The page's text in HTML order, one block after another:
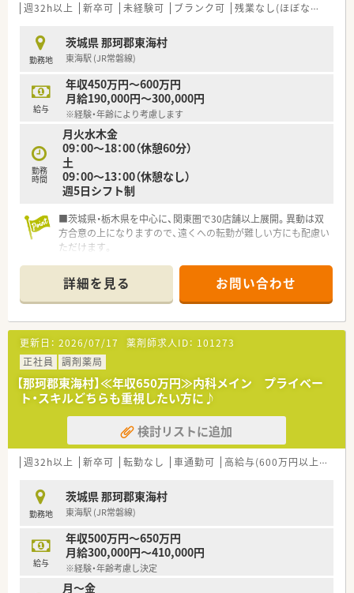
週32h以上 新卒可 未経験可 ブランク可 残業なし(ほぼなし含む)
勤務地
茨城県 那珂郡東海村
東海駅 (JR常磐線)
給与
年収450万円～600万円
月給190,000円～300,000円
※経験・年齢により考慮します
勤務
時間
月火水木金
09：00～18：00（休憩60分）
土
09：00～13：00（休憩なし）
週5日シフト制
■茨城県・栃木県を中心に、関東圏で30店舗以上展開。異動は双
方合意の上になりますので、遠くへの転勤が難しい方にも配慮い
ただけます。
■キャリアごとにきめ細やかな研修制度あり。それぞれの経験・
スキル状況に合わせて着実にスキルアップできる体制がありま
す。
詳細を見る お問い合わせ
更新日： 2026/07/17 薬剤師求人ID： 101273
正社員
調剤薬局
【那珂郡東海村】≪年収650万円≫内科メイン プライベー
ト・スキルどちらも重視したい方に♪
検討リストに追加
週32h以上 新卒可 転勤なし 車通勤可 高給与(600万円以上)
勤務地
茨城県 那珂郡東海村
東海駅 (JR常磐線)
給与
年収500万円～650万円
月給300,000円～410,000円
※経験・年齢考慮し決定
月～金